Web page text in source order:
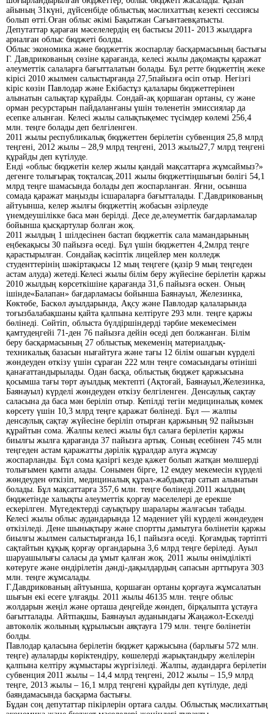
айының 31күні, дүйсенбіде облыстық мәслихаттың кезекті сессиясы
болып өтті.Оған облыс әкімі Бақытжан Сағынтаевқатысты.
Депутаттар қараған мәселелердің ең бастысы 2011- 2013 жылдарға
арналған облыс бюджеті болды.
Облыс экономика және бюджеттік жоспарлау басқармасының бастығы
Г. Давдрикованың сөзіне қарағанда, келесі жылы дақомақты қаражат
әлеуметтік салаларға бағытталатын болады. Бұл ретте бюджеттің жеке
кірісі 2010 жылмен салыстырғанда 27,5пайызға өсіп отыр. Негізгі
кіріс көзін Павлодар және Екібастұз қалалары бюджеттерінен
алынатын салықтар құрайды. Сондай-ақ қоршаған ортаны, су және
орман ресурстарын пайдаланғаны үшін төленетін эмиссиялар да
есепке алынған. Келесі жылы салықтықемес түсімдер көлемі 256,4
млн. теңге болады деп белгіленген.
2011 жылы республикалық бюджеттен берілетін субвенция 25,8 млрд
теңгені, 2012 жылы – 28,9 млрд теңгені, 2013 жылы27,7 млрд теңгені
құрайды деп күтілуде.
Енді «облыс бюджетін келер жылы қандай мақсаттарға жұмсаймыз?»
дегенге толығырақ тоқталсақ.2011 жылы бюджеттіңшығын бөлігі 54,1
млрд теңге шамасында болады деп жоспарланған. Яғни, осынша
сомада қаражат маңызды ісшараларға бағытталады. Г.Давдрикованың
айтуынша, келер жылғы бюджеттің жобасын әзірлеуде
үнемдеушілікке баса мән берілді. Десе де,әлеуметтік бағдарламалар
бойынша қысқартулар болған жоқ.
2011 жылдың 1 шілдесінен бастап бюджеттік сала мамандарының
еңбекақысы 30 пайызға өседі. Бұл үшін бюджеттен 4,2млрд теңге
қарастырылған. Сондайақ кәсіптік лицейлер мен колледж
студенттерінің шәкіртақысы 12 мың теңгеге (қазір 9 мың теңгеден
астам алуда) жетеді.Келесі жылы білім беру жүйесіне берілетін қаржы
2010 жылдың көрсеткішіне қарағанда 31,6 пайызға өскен. Оның
ішінде«Балапан» бағдарламасы бойынша Баянауыл, Железинка,
Көктөбе, Баскөл ауылдарында, Ақсу және Павлодар қалаларында
тоғызбалабақшаны қайта қалпына келтіруге 293 млн. теңге қаржы
бөлінеді. Сөйтіп, облыста бүлдіршіндерді тәрбие мекемесімен
қамтудеңгейі 71-ден 76 пайызға дейін өседі деп болжанған. Білім
беру басқармасының 27 облыстық мекеменің материалдық-
техникалық базасын нығайтуға және тағы 12 білім ошағын күрделі
жөндеуден өткізу үшін сұраған 222 млн теңге сомасындағы өтініші
қанағаттандырылады. Одан басқа, облыстық бюджет қаржысына
қосымша тағы төрт ауылдық мектепті (Ақтоғай, Баянауыл,Железинка,
Баянауыл) күрделі жөндеуден өткізу белгіленген. Денсаулық сақтау
саласына да баса мән беріліп отыр. Кепілді тегін медициналық көмек
көрсету үшін 10,3 млрд теңге қаражат бөлінеді. Бұл — жалпы
денсаулық сақтау жүйесіне беріліп отырған қаржының 92 пайызын
құрайтын сома. Жалпы келесі жылы бұл салаға берілетін қаржы
биылғы жылға қарағанда 37 пайызға артық. Соның есебінен 745 млн
теңгеден астам қаражатты дәрілік құралдар алуға жұмсау
жоспарланды. Бұл сома қазіргі кезде қажет болып жатқан мөлшерді
толығымен қамти алады. Сонымен бірге, 12 емдеу мекемесін күрделі
жөндеуден өткізіп, медициналық құрал-жабдықтар сатып алынатын
болады. Бұл мақсаттарға 357,6 млн. теңге бөлінеді.2011 жылдың
бюджетінде халықты әлеуметтік қорғау мәселелері де ерекше
ескерілген. Мүгедектерді сауықтыру шаралары жалғасын табады.
Келесі жылы облыс аудандарында 12 мәдениет үйі күрделі жөндеуден
өткізіледі. Дене шынықтыру және спортты дамытуға бөлінетін қаржы
биылғы жылмен салыстырғанда 16,1 пайызға өседі. Қоғамдық тәртіпті
сақтайтын құқық қорғау органдарына 3,6 млрд теңге беріледі. Ауыл
шаруашылығы саласы да ұмыт қалған жоқ. 2011 жылы өнімділікті
көтеруге және өндірілетін дәнді-дақылдардың сапасын арттыруға 303
млн. теңге жұмсалады.
Г.Давдрикованың айтуынша, қоршаған ортаны қорғауға жұмсалатын
шығын екі есеге ұлғаяды. 2011 жылы 46135 млн. теңге облыс
жолдарын жеңіл және орташа деңгейде жөндеп, бірқалыпта ұстауға
бағытталады. Айтпақшы, Баянауыл ауданындағы Жаңажол-Ескелді
автокөлік жолының құрылысын аяқтауға 179 млн. теңге бөлінетін
болды.
Павлодар қаласына берілетін бюджет қаржысына (барлығы 572 млн.
теңге) аулаларды көріктендіру, көшелерді жарықтандыру желілерін
қалпына келтіру жұмыстары жүргізіледі. Жалпы, аудандарға берілетін
субвенция 2011 жылы – 14,4 млрд теңгені, 2012 жылы – 15,9 млрд
теңге, 2013 жылы – 16,1 млрд теңгені құрайды деп күтілуде, деді
баяндамасында басқарма бастығы.
Бұдан соң депутаттар пікірлерін ортаға салды. Облыстық мәслихаттың